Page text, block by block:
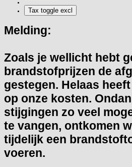
Melding:
Zoals je wellicht hebt
brandstofprijzen de
gestegen. Helaas
op onze kosten.
stijgingen zo veel
te vangen, ontkomen
tijdelijk een
voeren.